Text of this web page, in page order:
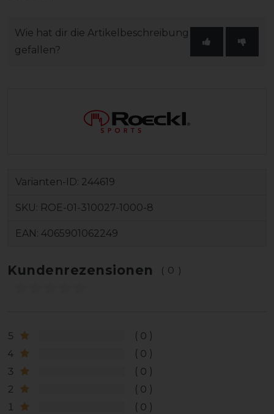
Wie hat dir die Artikelbeschreibung
gefallen?
Varianten-ID: 244619
SKU: ROE-01-310027-1000-8
EAN: 4065901062249
Kundenrezensionen (0)
5
0
4
0
3
0
2
0
1
0